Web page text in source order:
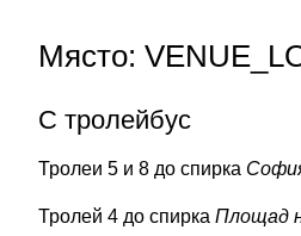
Място:
С тролейбус
Тролеи 5 и 8 до спирка
Тролей 4 до спирка Площад